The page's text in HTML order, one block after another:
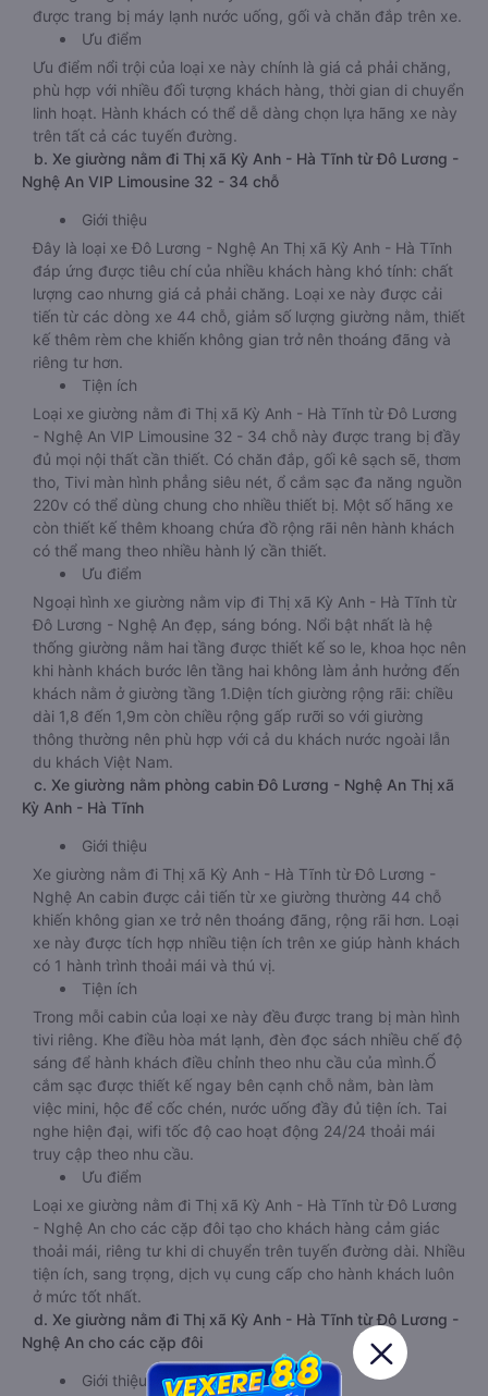
được trang bị máy lạnh nước uống, gối và chăn đắp trên xe.
Ưu điểm
Ưu điểm nổi trội của loại xe này chính là giá cả phải chăng,
phù hợp với nhiều đối tượng khách hàng, thời gian di chuyển
linh hoạt. Hành khách có thể dễ dàng chọn lựa hãng xe này
trên tất cả các tuyến đường.
b. Xe giường nằm đi Thị xã Kỳ Anh - Hà Tĩnh từ Đô Lương -
Nghệ An VIP Limousine 32 - 34 chỗ
Giới thiệu
Đây là loại xe Đô Lương - Nghệ An Thị xã Kỳ Anh - Hà Tĩnh
đáp ứng được tiêu chí của nhiều khách hàng khó tính: chất
lượng cao nhưng giá cả phải chăng. Loại xe này được cải
tiến từ các dòng xe 44 chỗ, giảm số lượng giường nằm, thiết
kế thêm rèm che khiến không gian trở nên thoáng đãng và
riêng tư hơn.
Tiện ích
Loại xe giường nằm đi Thị xã Kỳ Anh - Hà Tĩnh từ Đô Lương
- Nghệ An VIP Limousine 32 - 34 chỗ này được trang bị đầy
đủ mọi nội thất cần thiết. Có chăn đắp, gối kê sạch sẽ, thơm
tho, Tivi màn hình phẳng siêu nét, ổ cắm sạc đa năng nguồn
220v có thể dùng chung cho nhiều thiết bị. Một số hãng xe
còn thiết kế thêm khoang chứa đồ rộng rãi nên hành khách
có thể mang theo nhiều hành lý cần thiết.
Ưu điểm
Ngoại hình xe giường nằm vip đi Thị xã Kỳ Anh - Hà Tĩnh từ
Đô Lương - Nghệ An đẹp, sáng bóng. Nổi bật nhất là hệ
thống giường nằm hai tầng được thiết kế so le, khoa học nên
khi hành khách bước lên tầng hai không làm ảnh hưởng đến
khách nằm ở giường tầng 1.Diện tích giường rộng rãi: chiều
dài 1,8 đến 1,9m còn chiều rộng gấp rưỡi so với giường
thông thường nên phù hợp với cả du khách nước ngoài lẫn
du khách Việt Nam.
c. Xe giường nằm phòng cabin Đô Lương - Nghệ An Thị xã
Kỳ Anh - Hà Tĩnh
Giới thiệu
Xe giường nằm đi Thị xã Kỳ Anh - Hà Tĩnh từ Đô Lương -
Nghệ An cabin được cải tiến từ xe giường thường 44 chỗ
khiến không gian xe trở nên thoáng đãng, rộng rãi hơn. Loại
xe này được tích hợp nhiều tiện ích trên xe giúp hành khách
có 1 hành trình thoải mái và thú vị.
Tiện ích
Trong mỗi cabin của loại xe này đều được trang bị màn hình
tivi riêng. Khe điều hòa mát lạnh, đèn đọc sách nhiều chế độ
sáng để hành khách điều chỉnh theo nhu cầu của mình.Ổ
cắm sạc được thiết kế ngay bên cạnh chỗ nằm, bàn làm
việc mini, hộc để cốc chén, nước uống đầy đủ tiện ích. Tai
nghe hiện đại, wifi tốc độ cao hoạt động 24/24 thoải mái
truy cập theo nhu cầu.
Ưu điểm
Loại xe giường nằm đi Thị xã Kỳ Anh - Hà Tĩnh từ Đô Lương
- Nghệ An cho các cặp đôi tạo cho khách hàng cảm giác
thoải mái, riêng tư khi di chuyển trên tuyến đường dài. Nhiều
tiện ích, sang trọng, dịch vụ cung cấp cho hành khách luôn
ở mức tốt nhất.
d. Xe giường nằm đi Thị xã Kỳ Anh - Hà Tĩnh từ Đô Lương -
Nghệ An cho các cặp đôi
Giới thiệu